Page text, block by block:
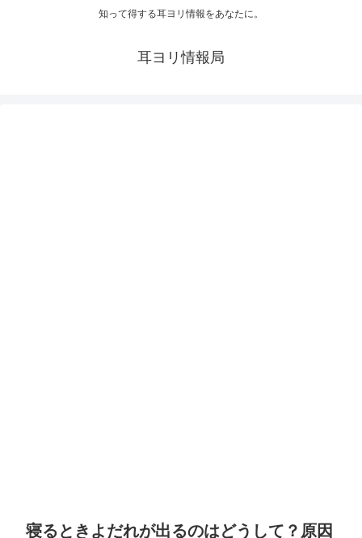
知って得する耳ヨリ情報をあなたに。
耳ヨリ情報局
寝るときよだれが出るのはどうして？原因